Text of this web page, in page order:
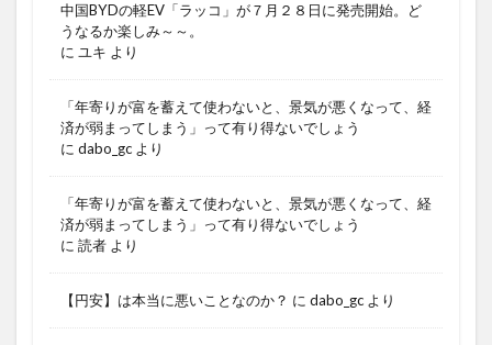
中国BYDの軽EV「ラッコ」が７月２８日に発売開始。ど
うなるか楽しみ～～。
に ユキ より
「年寄りが富を蓄えて使わないと、景気が悪くなって、経
済が弱まってしまう」って有り得ないでしょう
に dabo_gc より
「年寄りが富を蓄えて使わないと、景気が悪くなって、経
済が弱まってしまう」って有り得ないでしょう
に 読者 より
【円安】は本当に悪いことなのか？ に dabo_gc より